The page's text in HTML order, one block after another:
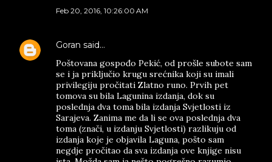
Feb 20, 2016, 10:26:00 AM
Goran said…
Poštovana gospođo Pekić, od prošle subote sam
se i ja priključio krugu srećnika koji su imali
privilegiju pročitati Zlatno runo. Prvih pet
tomova su bila Lagunina izdanja, dok su
poslednja dva toma bila izdanja Svjetlosti iz
Sarajeva. Zanima me da li se ova poslednja dva
toma (znači, u izdanju Svjetlosti) razlikuju od
izdanja koje je objavila Laguna, pošto sam
negdje pročitao da sva izdanja ove knjige nisu